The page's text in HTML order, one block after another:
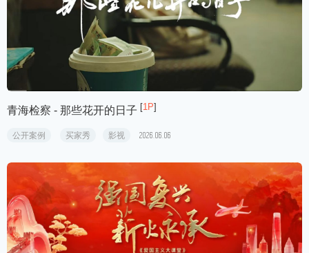
青海检察 - 那些花开的日子 [1P]
公开案例 买家秀 影视 2026.06.06